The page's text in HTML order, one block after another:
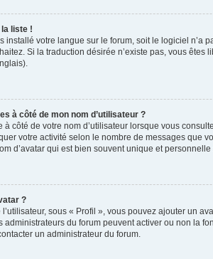
la liste !
installé votre langue sur le forum, soit le logiciel
Si la traduction désirée n’existe pas, vous
à côté de mon nom d’utilisateur ?
côté de votre nom d’utilisateur lorsque vous
votre activité selon le nombre de messages que
d’avatar qui est bien souvent unique et personnelle
?
sous « Profil », vous pouvez ajouter un
administrateurs du forum peuvent activer ou non la
un administrateur du forum.